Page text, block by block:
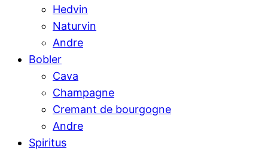
Hedvin
Naturvin
Andre
Bobler
Cava
Champagne
Cremant de bourgogne
Andre
Spiritus